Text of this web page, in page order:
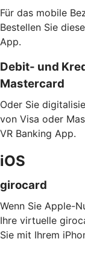
Für das mobile
Bestellen Sie
App.
Debit- und
Mastercard
Oder Sie
von Visa oder
VR Banking App.
iOS
girocard
Wenn Sie Apple-
Ihre virtuelle
Sie mit Ihrem